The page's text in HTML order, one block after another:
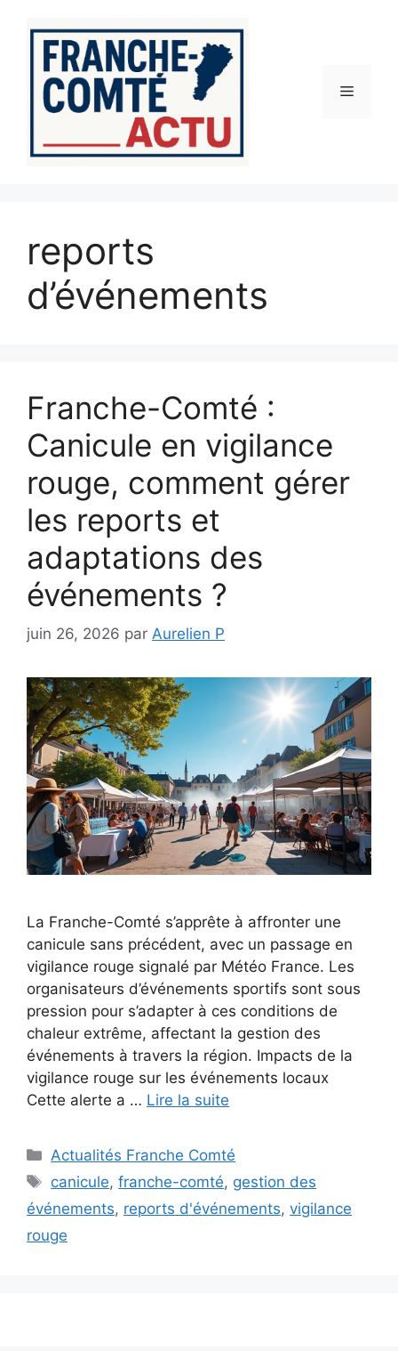
contenu
Menu
reports
d’événements
Franche-Comté :
Canicule en vigilance
rouge, comment gérer
les reports et
adaptations des
événements ?
juin 26, 2026 par Aurelien P
La Franche-Comté s’apprête à affronter une
canicule sans précédent, avec un passage en
vigilance rouge signalé par Météo France. Les
organisateurs d’événements sportifs sont sous
pression pour s’adapter à ces conditions de
chaleur extrême, affectant la gestion des
événements à travers la région. Impacts de la
vigilance rouge sur les événements locaux
Cette alerte a … Lire la suite
Catégories
Actualités Franche Comté
Étiquettes
canicule,franche-comté, gestion des
événements, reports d'événements, vigilance
rouge